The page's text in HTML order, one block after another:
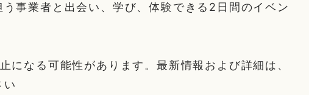
事業者と出会い、学び、体験できる2日間のイベン
になる可能性があります。最新情報および詳細は、
い